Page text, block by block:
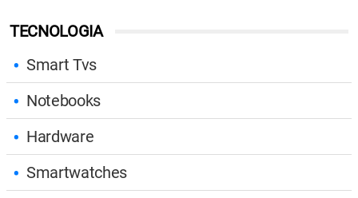
TECNOLOGIA
Smart Tvs
Notebooks
Hardware
Smartwatches